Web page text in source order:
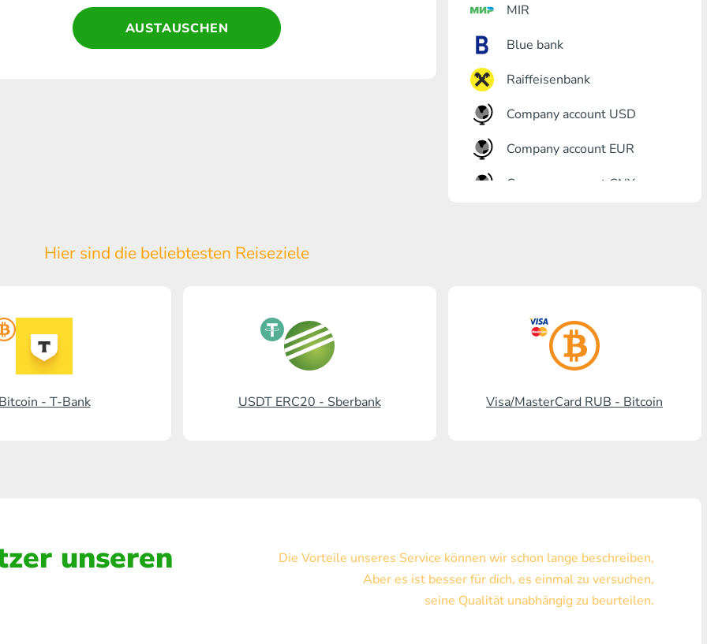
MIR
Blue bank
Raiffeisenbank
Company account USD
Company account EUR
Company account CNY
Promsvyazbank
Russischer Standart
Visa/MasterCard USD
Visa/MasterCard EUR
AUSTAUSCHEN
Hier sind die beliebtesten Reiseziele
Bitcoin - T-Bank USDT ERC20 - Sberbank Visa/MasterCard RUB - Bitcoin
unseren
Die Vorteile unseres Service können wir schon lange beschreiben,
Aber es ist besser für dich, es einmal zu versuchen,
seine Qualität unabhängig zu beurteilen.